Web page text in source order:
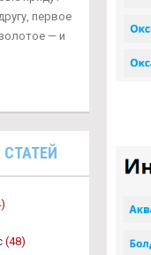
первое
— и
СТАТЕЙ
(48)